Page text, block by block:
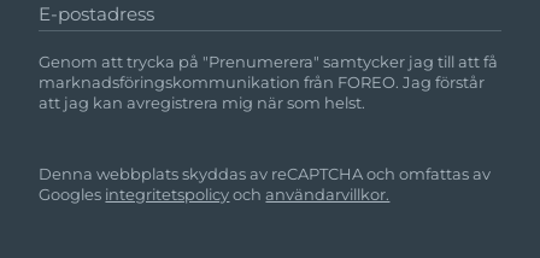
E-postadress
Genom att trycka på "Prenumerera" samtycker jag till att få
marknadsföringskommunikation från FOREO. Jag förstår
att jag kan avregistrera mig när som helst.
Denna webbplats skyddas av reCAPTCHA och omfattas av
Googles integritetspolicyochanvändarvillkor.